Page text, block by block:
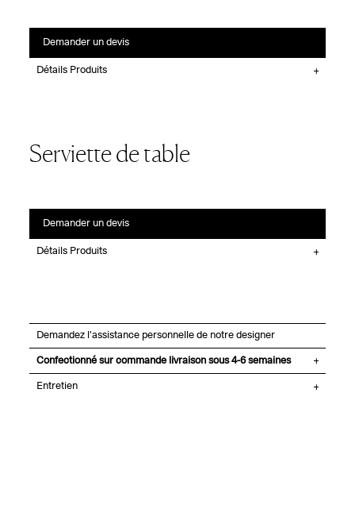
Demander un devis
Détails Produits
Serviette de table
Demander un devis
Détails Produits
Demandez l'assistance personnelle de notre designer
Confectionné sur commande livraison sous 4-6 semaines
Entretien